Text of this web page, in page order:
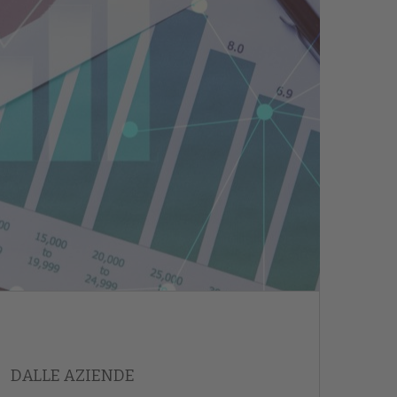
DALLE AZIENDE